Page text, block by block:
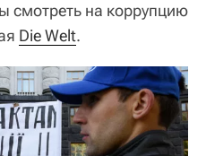
смотреть на коррупцию
Die Welt.